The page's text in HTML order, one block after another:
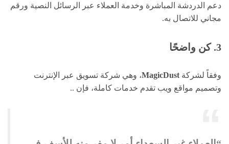
دعم الدردشة المباشرة وخدمة العملاء عبر الرسائل النصية ورقم
مجاني للاتصال به.
3. كن واضحًا
وفقاً لشركة MagicDust، وهي شركة تسويق عبر الإنترنت
وتصميم مواقع ويب تقدم خدمات كاملة، فإن ..